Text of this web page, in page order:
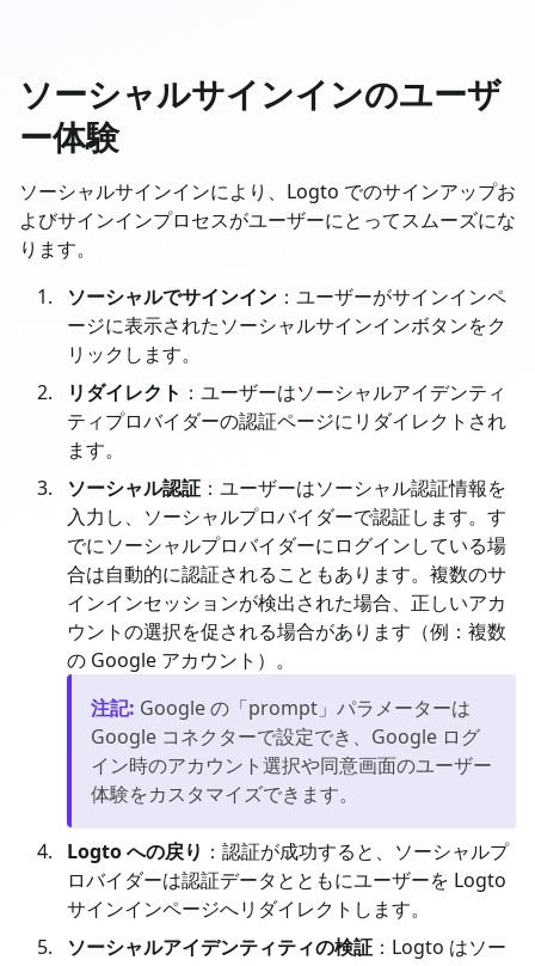
ソーシャルサインインのユーザ
ー体験
ソーシャルサインインにより、Logto でのサインアップお
よびサインインプロセスがユーザーにとってスムーズにな
ります。
ソーシャルでサインイン ：ユーザーがサインインペ
ージに表示されたソーシャルサインインボタンをク
リックします。
リダイレクト ：ユーザーはソーシャルアイデンティ
ティプロバイダーの認証ページにリダイレクトされ
ます。
ソーシャル認証 ：ユーザーはソーシャル認証情報を
入力し、ソーシャルプロバイダーで認証します。す
でにソーシャルプロバイダーにログインしている場
合は自動的に認証されることもあります。複数のサ
インインセッションが検出された場合、正しいアカ
ウントの選択を促される場合があります（例：複数
の Google アカウント）。
注記: Google の「prompt」パラメーターは
Google コネクターで設定でき、Google ログ
イン時のアカウント選択や同意画面のユーザー
体験をカスタマイズできます。
Logto への戻り ：認証が成功すると、ソーシャルプ
ロバイダーは認証データとともにユーザーを Logto
サインインページへリダイレクトします。
ソーシャルアイデンティティの検証 ：Logto はソー